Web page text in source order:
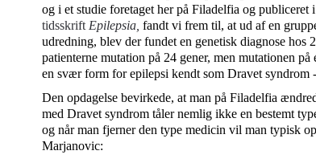
og i et studie foretaget her på Filadelfia og publiceret i
tidsskrift Epilepsia fandt vi frem til, at ud af en
udredning, blev der fundet en genetisk diagnose hos
patienterne mutation på 24 gener, men mutationen
en svær form for epilepsi kendt som Dravet syndrom
Den opdagelse bevirkede, at man på Filadelfia
med Dravet syndrom tåler nemlig ikke en bestemt
og når man fjerner den type medicin vil man typisk
Marjanovic: